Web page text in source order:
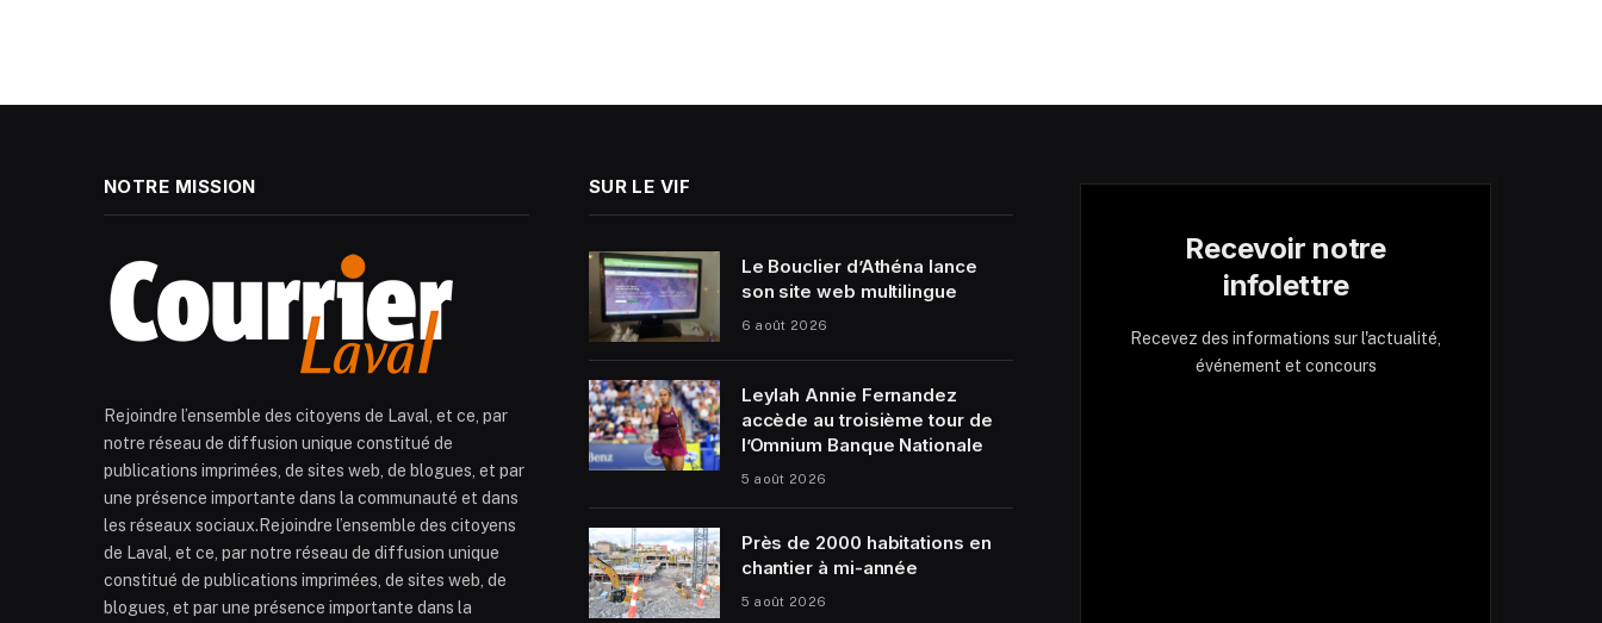
NOTRE MISSION
Rejoindre l’ensemble des citoyens de Laval, et ce, par
notre réseau de diffusion unique constitué de
publications imprimées, de sites web, de blogues, et par
une présence importante dans la communauté et dans
les réseaux sociaux.Rejoindre l’ensemble des citoyens
de Laval, et ce, par notre réseau de diffusion unique
constitué de publications imprimées, de sites web, de
blogues, et par une présence importante dans la
SUR LE VIF
Le Bouclier d’Athéna lance
son site web multilingue
6 août 2026
Leylah Annie Fernandez
accède au troisième tour de
l’Omnium Banque Nationale
5 août 2026
Près de 2000 habitations en
chantier à mi-année
5 août 2026
Recevoir notre
infolettre
Recevez des informations sur l'actualité,
événement et concours